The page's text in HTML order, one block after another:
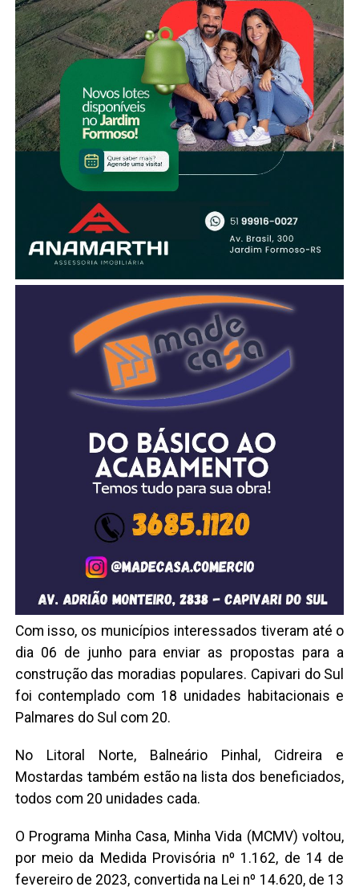
Com isso, os municípios interessados tiveram até o
dia 06 de junho para enviar as propostas para a
construção das moradias populares. Capivari do Sul
foi contemplado com 18 unidades habitacionais e
Palmares do Sul com 20.
No Litoral Norte, Balneário Pinhal, Cidreira e
Mostardas também estão na lista dos beneficiados,
todos com 20 unidades cada.
O Programa Minha Casa, Minha Vida (MCMV) voltou,
por meio da Medida Provisória nº 1.162, de 14 de
fevereiro de 2023, convertida na Lei nº 14.620, de 13